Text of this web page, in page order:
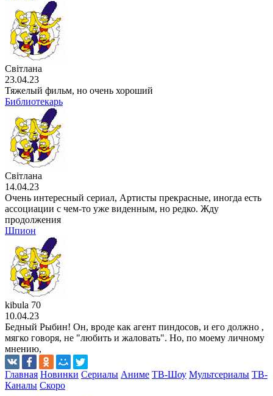
Світлана
23.04.23
Тяжелый фильм, но очень хороший
Библиотекарь
Світлана
14.04.23
Очень интересный сериал, Артисты прекрасные, иногда есть
ассоциации с чем-то уже виденным, но редко. Жду
продолжения
Шпион
kibula 70
10.04.23
Бедный Рыбин! Он, вроде как агент пиндосов, и его должно ,
мягко говоря, не "любить и жаловать". Но, по моему личному
мнению,
Главная Новинки Сериалы Аниме ТВ-Шоу Мультсериалы ТВ-
Каналы Скоро